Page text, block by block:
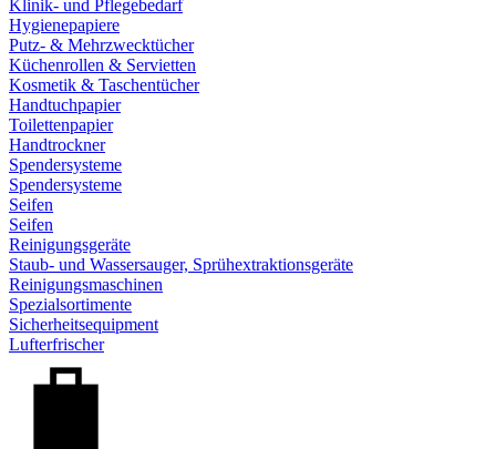
Klinik- und Pflegebedarf
Hygienepapiere
Putz- & Mehrzwecktücher
Küchenrollen & Servietten
Kosmetik & Taschentücher
Handtuchpapier
Toilettenpapier
Handtrockner
Spendersysteme
Spendersysteme
Seifen
Seifen
Reinigungsgeräte
Staub- und Wassersauger, Sprühextraktionsgeräte
Reinigungsmaschinen
Spezialsortimente
Sicherheitsequipment
Lufterfrischer